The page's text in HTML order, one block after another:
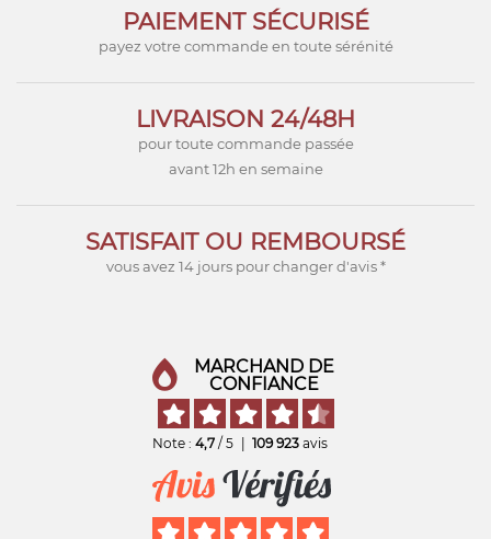
PAIEMENT SÉCURISÉ
payez votre commande en toute sérénité
LIVRAISON 24/48H
pour toute commande passée
avant 12h en semaine
SATISFAIT OU REMBOURSÉ
vous avez 14 jours pour changer d'avis *
MARCHAND DE
CONFIANCE
Note : 4,7 / 5 109 923 avis